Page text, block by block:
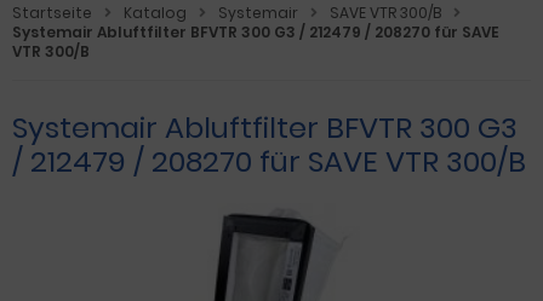
Startseite Katalog Systemair
SAVE VTR 300/B
Systemair Abluftfilter BFVTR 300 G3 / 212479 / 208270 für SAVE
VTR 300/B
Systemair Abluftfilter BFVTR 300 G3
/ 212479 / 208270 für SAVE VTR 300/B